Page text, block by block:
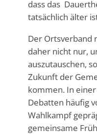
dass das
tatsächlich älter
Der Ortsverband
daher nicht nur,
auszutauschen,
Zukunft der
kommen. In
Debatten häufig
Wahlkampf
gemeinsame